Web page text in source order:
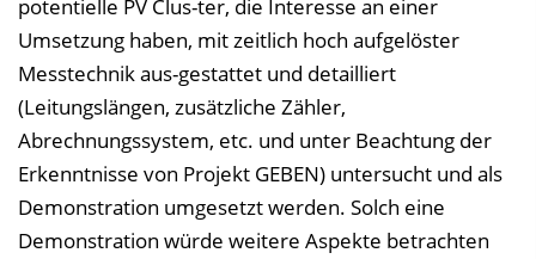
potentielle PV Clus-ter, die Interesse an einer
Umsetzung haben, mit zeitlich hoch aufgelöster
Messtechnik aus-gestattet und detailliert
(Leitungslängen, zusätzliche Zähler,
Abrechnungssystem, etc. und unter Beachtung der
Erkenntnisse von Projekt GEBEN) untersucht und als
Demonstration umgesetzt werden. Solch eine
Demonstration würde weitere Aspekte betrachten